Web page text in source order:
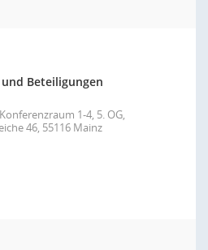
Beteiligungen
1-4, 5. OG,
46, 55116 Mainz